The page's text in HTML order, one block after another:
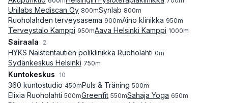
Unilabs Mediscan Oy 800mSynlab 800m
Ruoholahden terveysasema 900mAino klinikka 950m
Terveystalo Kamppi 950mAava Helsinki Kamppi 1000m
Sairaala 2
HYKS Naistentautien poliklinikka Ruoholahti 0m
Sydänkeskus Helsinki 750m
Kuntokeskus 10
360 kuntostudio 450mPuls & Träning 500m
Elixia Ruoholahti 500mGreenfit 550mSahaja Yoga 650m